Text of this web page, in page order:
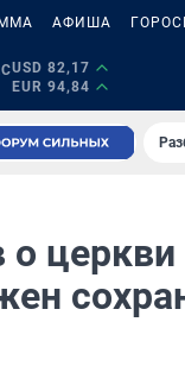
АФИША
USD 82,17
EUR 94,84
о церкви